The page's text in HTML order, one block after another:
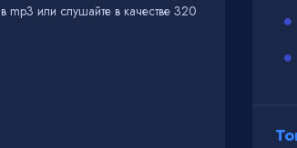
в mp3 или слушайте в качестве 320